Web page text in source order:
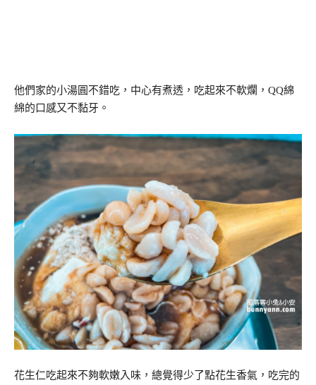
他們家的小湯圓不錯吃，中心有煮透，吃起來不軟爛，QQ綿
綿的口感又不黏牙。
花生仁吃起來不夠軟嫩入味，總覺得少了點花生香氣，吃完的